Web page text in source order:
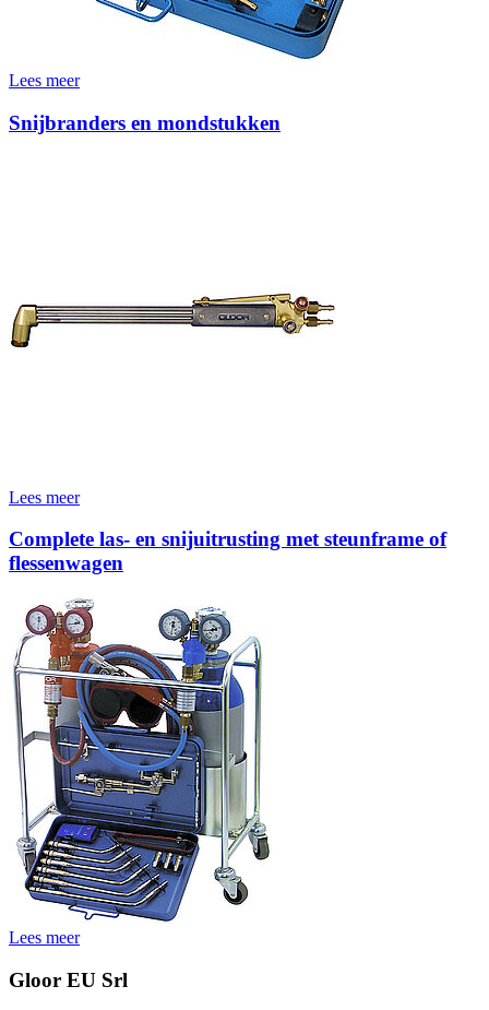
Lees meer
Snijbranders en mondstukken
Lees meer
Complete las- en snijuitrusting met steunframe of
flessenwagen
Lees meer
Gloor EU Srl